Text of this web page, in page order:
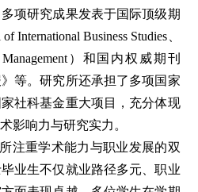
项研究成果发表于国际顶级期
International Business Studies、
Management）和国内权威期刊
等。研究所还承担了多项国家
社科基金重大项目，充分体现
影响力与研究实力。
注重学术能力与职业发展的双
业生不仅就业路径多元、职业